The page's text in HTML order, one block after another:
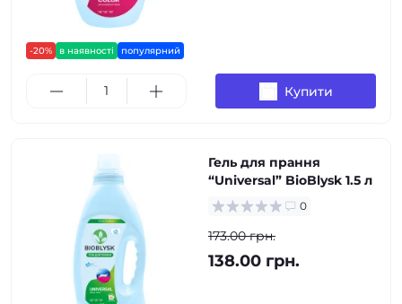
-20% в наявності популярний
Купити
Гель для прання
“Universal” BioBlysk 1.5 л
0
173.00 грн.
138.00 грн.